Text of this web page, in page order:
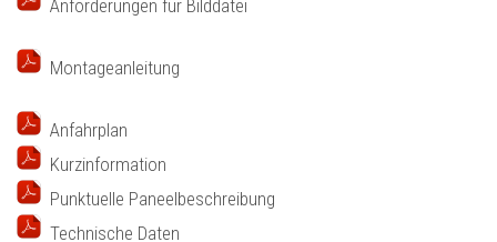
Anforderungen für Bilddatei
Montageanleitung
Anfahrplan
Kurzinformation
Punktuelle Paneelbeschreibung
Technische Daten